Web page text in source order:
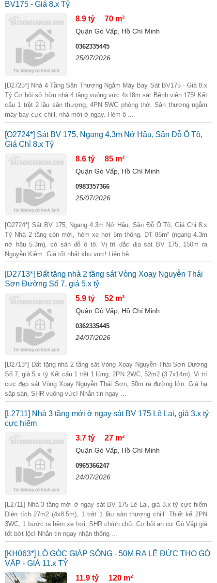
BV175 - Giá 8.x Tỷ
8.9 tỷ
70 m²
Quận Gò Vấp, Hồ Chí Minh
0362335445
25/07/2026
[D2725*] Nhà 4 Tầng Sân Thượng Ngắm Máy Bay Sát BV175 - Giá 8.x
Tỷ Cơ hội sở hữu nhà 4 tầng vuông vức 4x18m sát Bệnh viện 175! Kết
cấu 1 trệt 2 lầu sân thượng, 4PN 5WC phòng thờ. Sân thượng ngắm
máy bay cực chill, nhà mới ở ngay. Hẻm ô ...
[O2724*] Sát BV 175, Ngang 4.3m Nở Hậu, Sân Đỗ Ô Tô,
Giá Chỉ 8.x Tỷ
8.6 tỷ
85 m²
Quận Gò Vấp, Hồ Chí Minh
0983357366
25/07/2026
[O2724*] Sát BV 175, Ngang 4.3m Nở Hậu, Sân Đỗ Ô Tô, Giá Chỉ 8.x
Tỷ Nhà 2 tầng còn mới, hẻm xe hơi 5m thông. DT 85m² (ngang 4.3m
nở hậu 5.3m), có sân đỗ ô tô. Vị trí đắc địa sát BV 175, 150m ra
Nguyễn Kiệm. Giá tốt nhất khu vực! Liên hệ ...
[D2713*] Đất tặng nhà 2 tầng sát Vòng Xoay Nguyễn Thái
Sơn Đường Số 7, giá 5.x tỷ
5.9 tỷ
52 m²
Quận Gò Vấp, Hồ Chí Minh
0362335445
24/07/2026
[D2713*] Đất tặng nhà 2 tầng sát Vòng Xoay Nguyễn Thái Sơn Đường
Số 7, giá 5.x tỷ Kết cấu 1 trệt 1 lửng, 2PN 2WC, 52m2 (3.7x14m). Vị trí
cực đẹp sát Vòng Xoay Nguyễn Thái Sơn, 50m ra đường lớn. Giá hạ
sập sàn, SHR vuông vức! Nhắn tin ngay ...
[L2711] Nhà 3 tầng mới ở ngay sát BV 175 Lê Lai, giá 3.x tỷ
cực hiếm
3.7 tỷ
27 m²
Quận Gò Vấp, Hồ Chí Minh
0965366247
24/07/2026
[L2711] Nhà 3 tầng mới ở ngay sát BV 175 Lê Lai, giá 3.x tỷ cực hiếm
Diện tích 27m2 (4x8.5m), 1 trệt 1 lầu sân thượng chill. Thiết kế 2PN
3WC, 1 bước ra hẻm xe hơi, SHR chính chủ. Cơ hội an cư Gò Vấp giá
tốt bớt lộc! Nhắn tin ngay nhận thông ...
[KH063*] LÔ GÓC GIÁP SÔNG - 50M RA LÊ ĐỨC THỌ GÒ
VẤP - GIÁ 11.x TỶ
11.9 tỷ
120 m²